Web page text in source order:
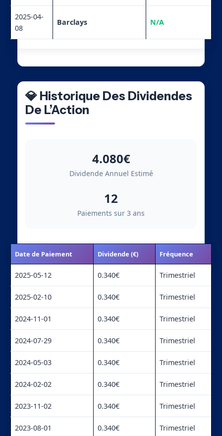
2025-04-
08
Barclays N/A
💎 Historique Des Dividendes
De L’Action
4.080€
Dividende Annuel Estimé
12
Paiements sur 3 ans
Date de Paiement Dividende (€) Fréquence
2025-05-12 0.340€ Trimestriel
2025-02-10 0.340€ Trimestriel
2024-11-01 0.340€ Trimestriel
2024-07-29 0.340€ Trimestriel
2024-05-03 0.340€ Trimestriel
2024-02-02 0.340€ Trimestriel
2023-11-02 0.340€ Trimestriel
2023-08-01 0.340€ Trimestriel